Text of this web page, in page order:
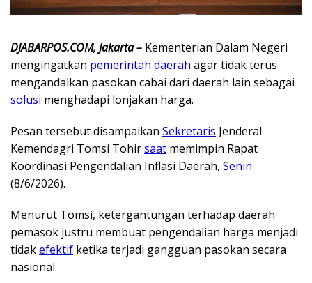
DJABARPOS.COM, Jakarta – Kementerian Dalam Negeri
mengingatkan pemerintah daerah agar tidak terus
mengandalkan pasokan cabai dari daerah lain sebagai
solusi menghadapi lonjakan harga.
Pesan tersebut disampaikan Sekretaris Jenderal
Kemendagri Tomsi Tohirsaat memimpin Rapat
Koordinasi Pengendalian Inflasi Daerah, Senin
(8/6/2026).
Menurut Tomsi, ketergantungan terhadap daerah
pemasok justru membuat pengendalian harga menjadi
tidakefektif ketika terjadi gangguan pasokan secara
nasional.